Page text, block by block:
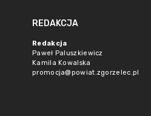
REDAKCJA
Redakcja
Paweł Paluszkiewicz
Kamila Kowalska
promocja@powiat.zgorzelec.pl